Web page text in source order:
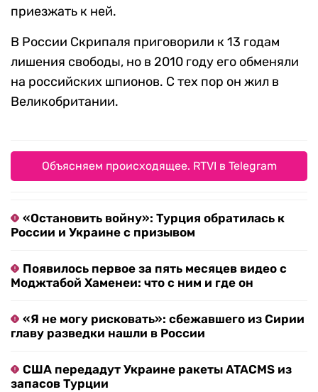
приезжать к ней.
В России Скрипаля приговорили к 13 годам
лишения свободы, но в 2010 году его обменяли
на российских шпионов. С тех пор он жил в
Великобритании.
Объясняем происходящее. RTVI в Telegram
«Остановить войну»: Турция обратилась к
России и Украине с призывом
Появилось первое за пять месяцев видео с
Моджтабой Хаменеи: что с ним и где он
«Я не могу рисковать»: сбежавшего из Сирии
главу разведки нашли в России
США передадут Украине ракеты ATACMS из
запасов Турции